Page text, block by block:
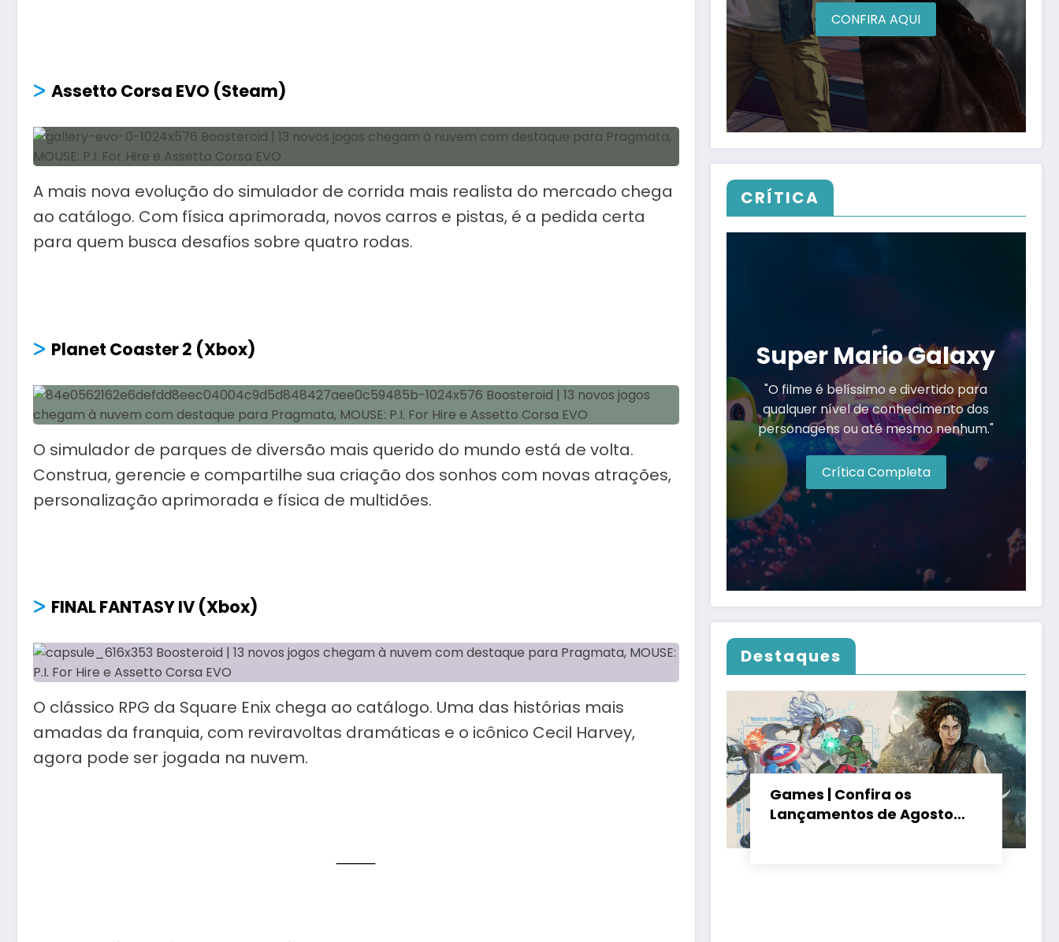
ᐳ Assetto Corsa EVO (Steam)
A mais nova evolução do simulador de corrida mais realista do mercado chega
ao catálogo. Com física aprimorada, novos carros e pistas, é a pedida certa
para quem busca desafios sobre quatro rodas.
ᐳ Planet Coaster 2 (Xbox)
O simulador de parques de diversão mais querido do mundo está de volta.
Construa, gerencie e compartilhe sua criação dos sonhos com novas atrações,
personalização aprimorada e física de multidões.
ᐳ FINAL FANTASY IV (Xbox)
O clássico RPG da Square Enix chega ao catálogo. Uma das histórias mais
amadas da franquia, com reviravoltas dramáticas e o icônico Cecil Harvey,
agora pode ser jogada na nuvem.
⸻
CONFIRA AQUI
CRÍTICA
Super Mario Galaxy
"O filme é belíssimo e divertido para
qualquer nível de conhecimento dos
personagens ou até mesmo nenhum."
Crítica Completa
Destaques
Games | Confira os
Lançamentos de Agosto